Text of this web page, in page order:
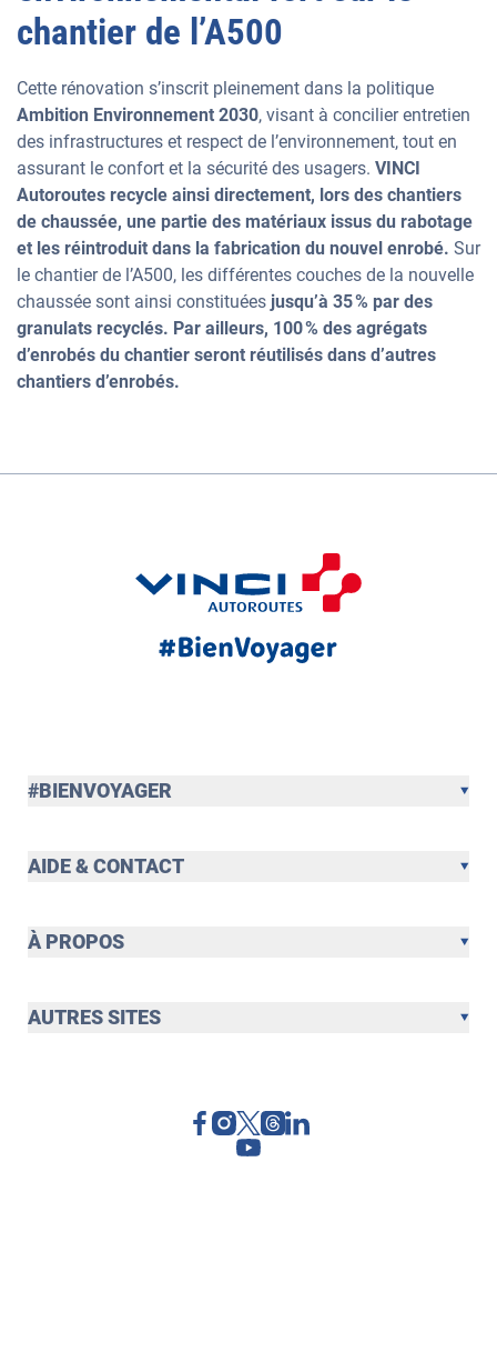
chantier de l’A500
Cette rénovation s’inscrit pleinement dans la politique
Ambition Environnement 2030, visant à concilier entretien
des infrastructures et respect de l’environnement, tout en
assurant le confort et la sécurité des usagers. VINCI
Autoroutes recycle ainsi directement, lors des chantiers
de chaussée, une partie des matériaux issus du rabotage
et les réintroduit dans la fabrication du nouvel enrobé. Sur
le chantier de l’A500, les différentes couches de la nouvelle
chaussée sont ainsi constituées jusqu’à 35 % par des
granulats recyclés. Par ailleurs, 100 % des agrégats
d’enrobés du chantier seront réutilisés dans d’autres
chantiers d’enrobés.
#BIENVOYAGER
AIDE & CONTACT
À PROPOS
AUTRES SITES